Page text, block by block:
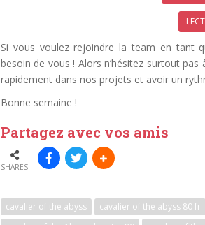
Si vous voulez rejoindre la team en tant
besoin de vous ! Alors n’hésitez surtout
rapidement dans nos projets et avoir un
Bonne semaine !
Partagez avec vos amis
SHARES
cavalier of the abyss cavalier of the abyss 80 fr